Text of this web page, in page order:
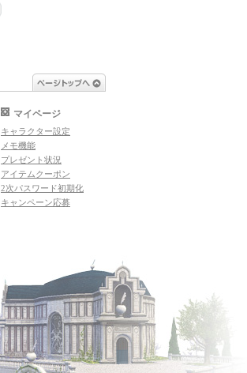
マイページ
キャラクター設定
メモ機能
プレゼント状況
アイテムクーポン
2次パスワード初期化
キャンペーン応募